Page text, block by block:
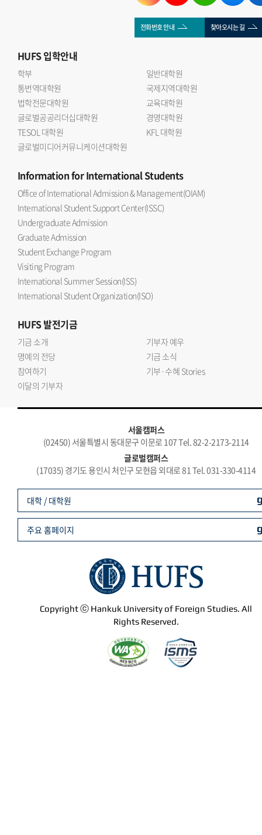
전화번호 안내 찾아오시는 길
HUFS입학안내
학부
일반대학원
통번역대학원
국제지역대학원
법학전문대학원
교육대학원
글로벌공공리더십대학원
경영대학원
TESOL 대학원
KFL 대학원
글로벌미디어커뮤니케이션대학원
Informationfor International Students
Office of International Admission & Management(OIAM)
International Student Support Center(ISSC)
Undergraduate Admission
Graduate Admission
Student Exchange Program
Visiting Program
International Summer Session(ISS)
International Student Organization(ISO)
HUFS발전기금
기금 소개
기부자 예우
명예의 전당
기금 소식
참여하기
기부·수혜 Stories
이달의 기부자
서울캠퍼스
(02450) 서울특별시 동대문구 이문로 107 Tel. 82-2-2173-2114
글로벌캠퍼스
(17035) 경기도 용인시 처인구 모현읍 외대로 81 Tel. 031-330-4114
Copyright ⓒ Hankuk University of Foreign Studies. All
Rights Reserved.
대학 / 대학원
주요 홈페이지